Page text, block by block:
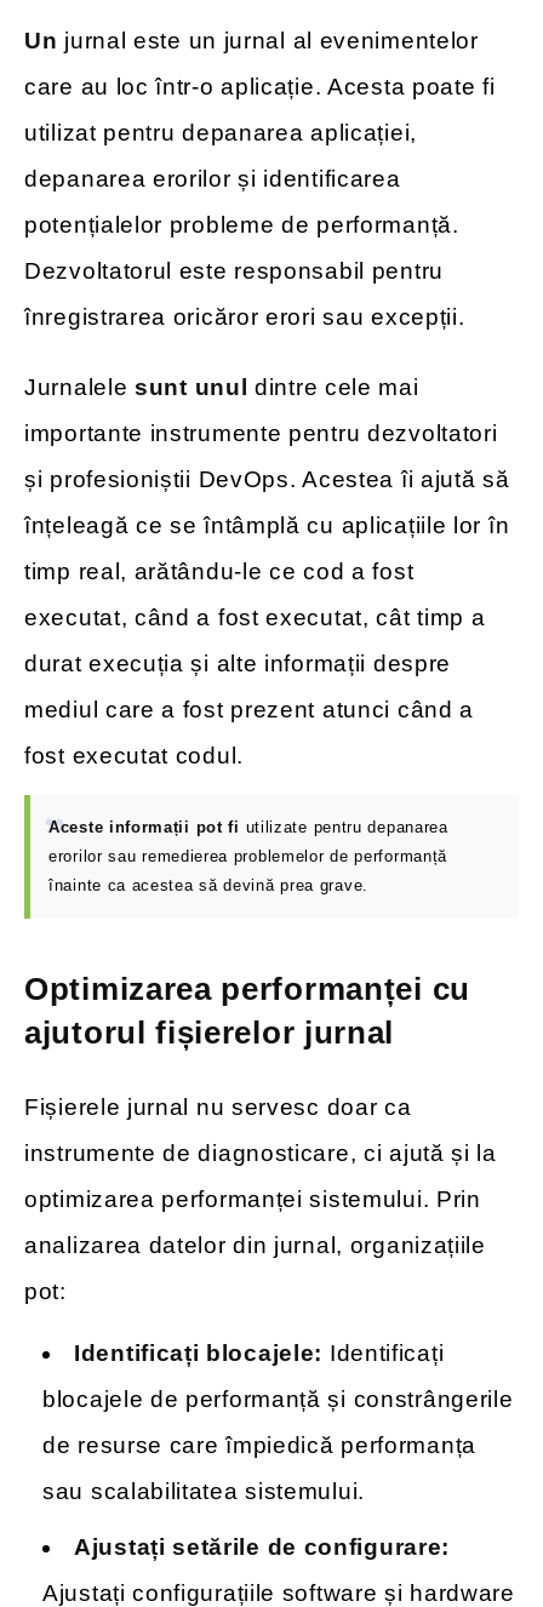
Un jurnal este un jurnal al evenimentelor
care au loc într-o aplicație. Acesta poate fi
utilizat pentru depanarea aplicației,
depanarea erorilor și identificarea
potențialelor probleme de performanță.
Dezvoltatorul este responsabil pentru
înregistrarea oricăror erori sau excepții.
Jurnalele sunt unul
dintre cele mai
importante instrumente pentru dezvoltatori
și profesioniștii DevOps. Acestea îi ajută să
înțeleagă ce se întâmplă cu aplicațiile lor în
timp real, arătându-le ce cod a fost
executat, când a fost executat, cât timp a
durat execuția și alte informații despre
mediul care a fost prezent atunci când a
fost executat codul.
Aceste informații pot fi utilizate pentru depanarea
erorilor sau remedierea problemelor de performanță
înainte ca acestea să devină prea grave.
Optimizarea performanței cu
ajutorul fișierelor jurnal
Fișierele jurnal nu servesc doar ca
instrumente de diagnosticare, ci ajută și la
optimizarea performanței sistemului. Prin
analizarea datelor din jurnal, organizațiile
pot:
Identificați blocajele: Identificați
blocajele de performanță și constrângerile
de resurse care împiedică performanța
sau scalabilitatea sistemului.
Ajustați setările de configurare:
Ajustați configurațiile software și hardware